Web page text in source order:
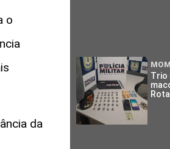
o
da
Trio